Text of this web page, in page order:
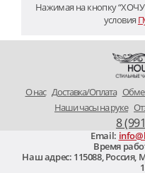
Нажимая на кнопку
условия
O нас Доставка/Оплата
Наши часы на руке
8
Email:
Время
Наш адрес: 115088, Россия,